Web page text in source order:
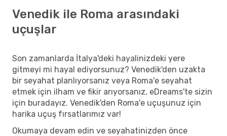
Venedik ile Roma arasındaki
uçuşlar
Son zamanlarda İtalya'deki hayalinizdeki yere
gitmeyi mi hayal ediyorsunuz? Venedik'den uzakta
bir seyahat planlıyorsanız veya Roma'e seyahat
etmek için ilham ve fikir arıyorsanız, eDreams'te sizin
için buradayız. Venedik'den Roma'e uçuşunuz için
harika uçuş fırsatlarımız var!
Okumaya devam edin ve seyahatinizden önce